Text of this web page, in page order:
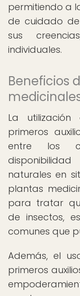
permitiendo a
de cuidado
sus
individuales.
Beneficios
La
primeros
entre los
naturales en
plantas
para tratar
de insectos,
comunes que
Además, el
primeros